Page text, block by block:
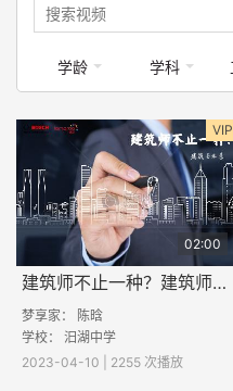
学龄 学科
VIP
02:00
建筑师不止一种？建筑师还有那些细分专业？
梦享家：
陈晗
学校： 汨湖中学
2023-04-10 | 2255 次播放